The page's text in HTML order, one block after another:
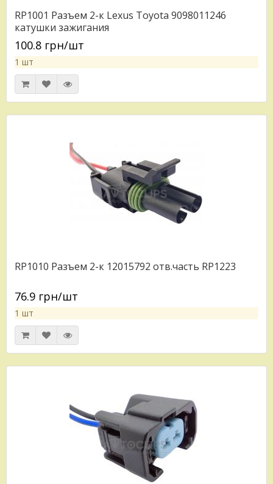
RP1001 Разъем 2-к Lexus Toyota 9098011246
катушки зажигания
100.8 грн/шт
1 шт
RP1010 Разъем 2-к 12015792 отв.часть RP1223
76.9 грн/шт
1 шт